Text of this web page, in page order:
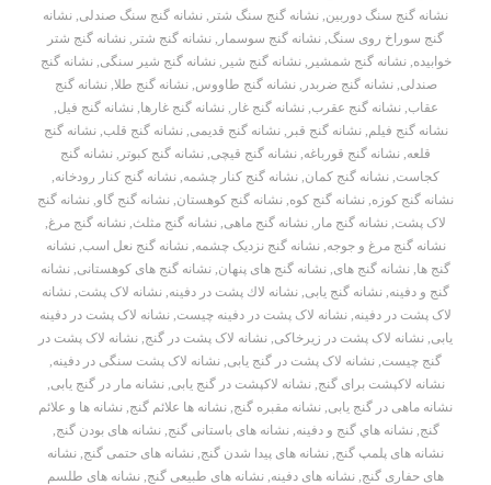
نشانه گنج سنگ دوربین, نشانه گنج سنگ شتر , نشانه گنج سنگ صندلی, نشانه
گنج سوراخ روی سنگ, نشانه گنج سوسمار , نشانه گنج شتر , نشانه گنج شتر
خوابیده,نشانه گنج شمشیر ,نشانه گنج شیر ,نشانه گنج شیر سنگی,نشانه گنج
صندلی,نشانه گنج ضربدر ,نشانه گنج طاووس,نشانه گنج طلا,نشانه گنج
عقاب,نشانه گنج عقرب,نشانه گنج غار ,نشانه گنج غارها,نشانه گنج فیل,
نشانه گنج فیلم,نشانه گنج قبر ,نشانه گنج قدیمی,نشانه گنج قلب,نشانه گنج
قلعه, نشانه گنج قورباغه, نشانه گنج قیچی, نشانه گنج کبوتر , نشانه گنج
کجاست, نشانه گنج کمان, نشانه گنج کنار چشمه, نشانه گنج کنار رودخانه,
نشانه گنج کوزه, نشانه گنج کوه, نشانه گنج کوهستان, نشانه گنج گاو, نشانه گنج
لاک پشت, نشانه گنج مار , نشانه گنج ماهی, نشانه گنج مثلث, نشانه گنج مرغ,
نشانه گنج مرغ و جوجه,نشانه گنج نزدیک چشمه,نشانه گنج نعل اسب,نشانه
گنج ها, نشانه گنج های, نشانه گنج های پنهان, نشانه گنج های کوهستانی, نشانه
گنج و دفینه, نشانه گنج یابی, نشانه لاك پشت در دفينه, نشانه لاک پشت, نشانه
لاک پشت در دفینه, نشانه لاک پشت در دفینه چیست, نشانه لاک پشت در دفینه
یابی, نشانه لاک پشت در زیرخاکی, نشانه لاک پشت در گنج, نشانه لاک پشت در
گنج چیست, نشانه لاک پشت در گنج یابی, نشانه لاک پشت سنگی در دفینه,
نشانه لاکپشت برای گنج,نشانه لاکپشت در گنج یابی,نشانه مار در گنج یابی,
نشانه ماهی در گنج یابی, نشانه مقبره گنج, نشانه ها علائم گنج, نشانه ها و علائم
گنج,نشانه هاي گنج و دفينه,نشانه های باستانی گنج,نشانه های بودن گنج,
نشانه های پلمپ گنج, نشانه های پیدا شدن گنج, نشانه های حتمی گنج, نشانه
های حفاری گنج, نشانه های دفینه, نشانه های طبیعی گنج, نشانه های طلسم